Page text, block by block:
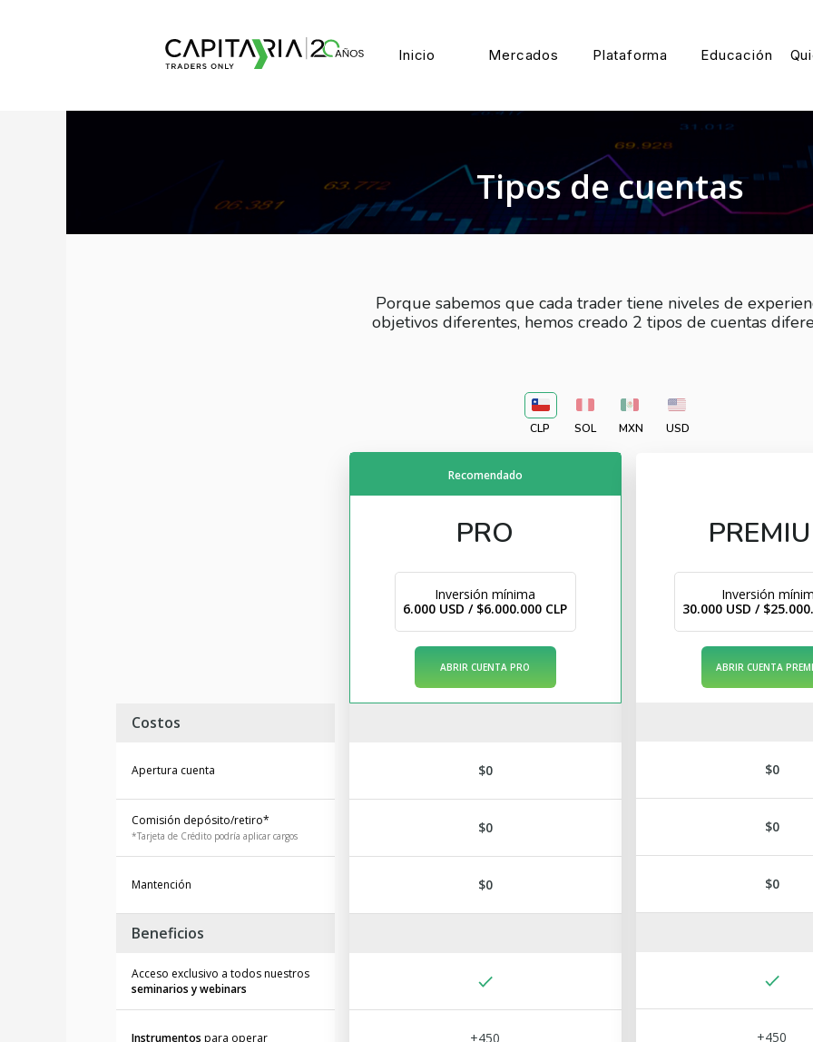
Inicio Mercados Plataforma Educación
Tipos de cuentas
Porque sabemos que cada trader tiene niveles de
objetivos diferentes, hemos creado 2 tipos de cuentas
CLP SOL MXN USD
Costos
Apertura cuenta
Comisión depósito/retiro*
*Tarjeta de Crédito podría aplicar cargos
Mantención
Beneficios
Acceso exclusivo a todos nuestros
seminarios y webinars
Instrumentos para operar
Recomendado
PRO
Inversión mínima
6.000 USD / $6.000.000 CLP
ABRIR CUENTA PRO
$0
$0
$0
+450
Inversión
30.000 USD /
ABRIR CUENTA
$0
$0
$0
+450